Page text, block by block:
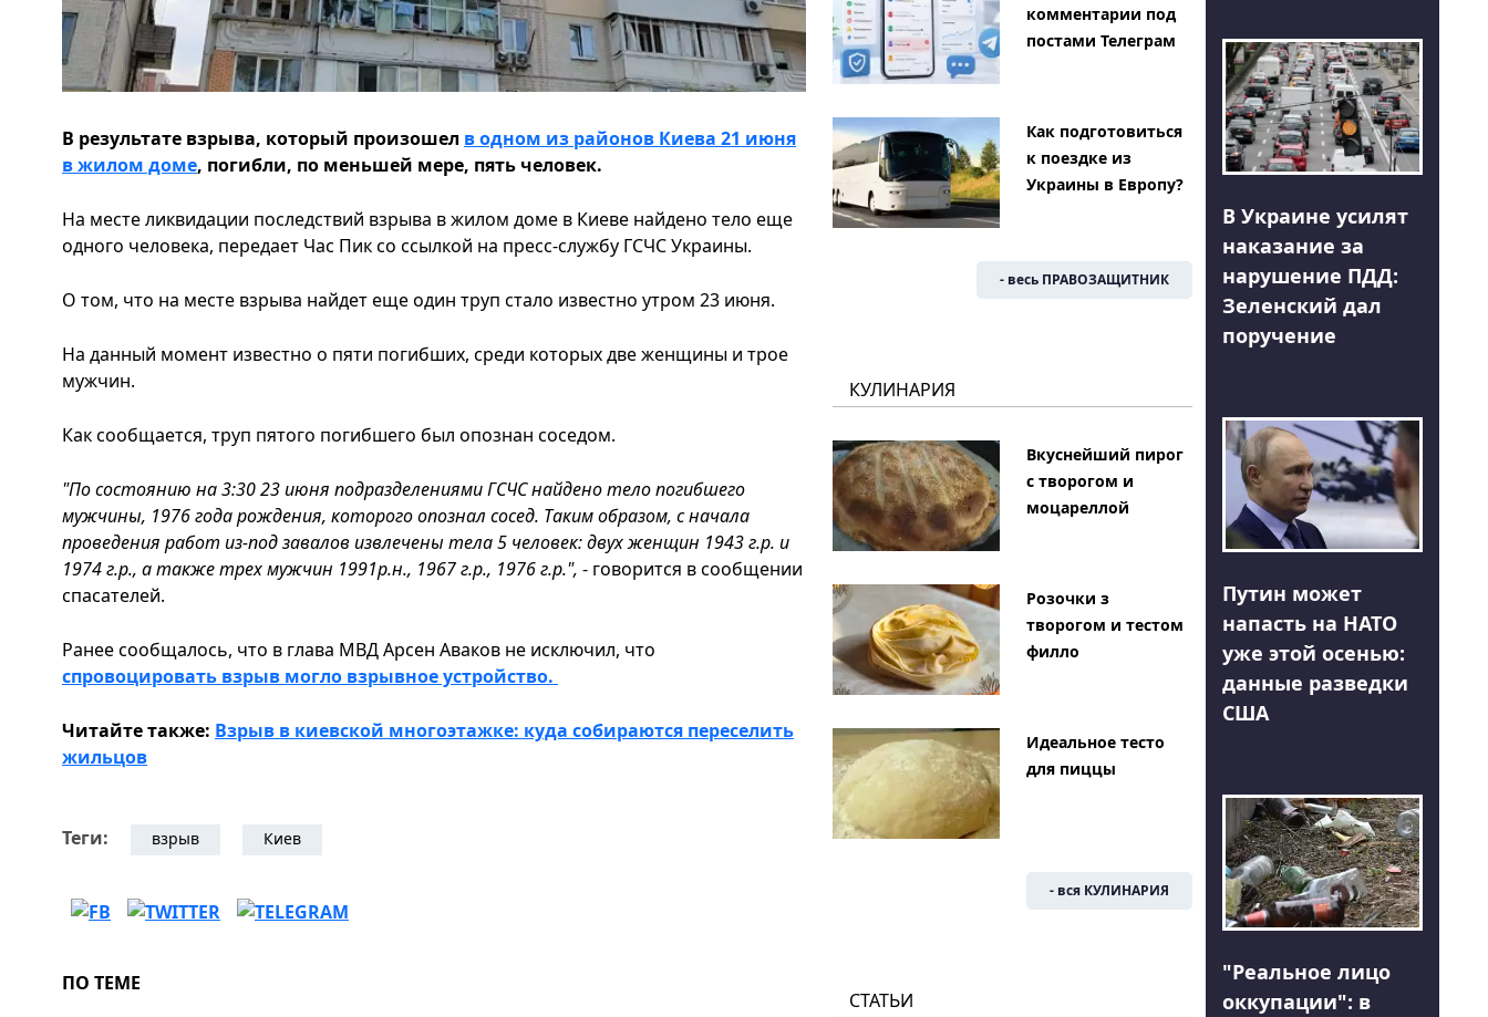
В результате взрыва, который произошел в одном из районов Киева 21 июня
в жилом доме, погибли, по меньшей мере, пять человек.
На месте ликвидации последствий взрыва в жилом доме в Киеве найдено тело еще
одного человека, передает Час Пик со ссылкой на пресс-службу ГСЧС Украины.
О том, что на месте взрыва найдет еще один труп стало известно утром 23 июня.
На данный момент известно о пяти погибших, среди которых две женщины и трое
мужчин.
Как сообщается, труп пятого погибшего был опознан соседом.
"По состоянию на 3:30 23 июня подразделениями ГСЧС найдено тело погибшего
мужчины, 1976 года рождения, которого опознал сосед. Таким образом, с начала
проведения работ из-под завалов извлечены тела 5 человек: двух женщин 1943 г.р. и
1974 г.р., а также трех мужчин 1991р.н., 1967 г.р., 1976 г.р.", - говорится в сообщении
спасателей.
Ранее сообщалось, что в глава МВД Арсен Аваков не исключил, что
спровоцировать взрыв могло взрывное устройство.
Читайте также: Взрыв в киевской многоэтажке: куда собираются переселить
жильцов
Теги: взрыв Киев
ПО ТЕМЕ
комментарии под
постами Телеграм
Как подготовиться
к поездке из
Украины в Европу?
- весь ПРАВОЗАЩИТНИК
КУЛИНАРИЯ
Вкуснейший пирог
с творогом и
моцареллой
Розочки з
творогом и тестом
филло
Идеальное тесто
для пиццы
- вся КУЛИНАРИЯ
СТАТЬИ
В Украине усилят
наказание за
нарушение ПДД:
Зеленский дал
поручение
Путин может
напасть на НАТО
уже этой осенью:
данные разведки
США
"Реальное лицо
оккупации": в